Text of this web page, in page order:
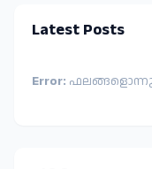
Latest Posts
Error: